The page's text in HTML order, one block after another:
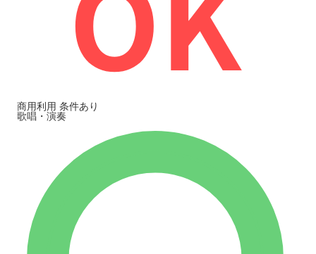
商用利用 条件あり
歌唱・演奏